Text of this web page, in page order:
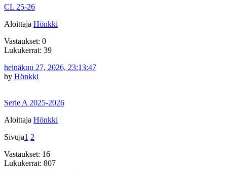
CL 25-26
Aloittaja Hönkki
Vastaukset: 0
Lukukerrat: 39
heinäkuu 27, 2026, 23:13:47
by Hönkki
Serie A 2025-2026
Aloittaja Hönkki
Sivuja1 2
Vastaukset: 16
Lukukerrat: 807